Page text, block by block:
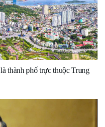
thành phố trực thuộc Trung